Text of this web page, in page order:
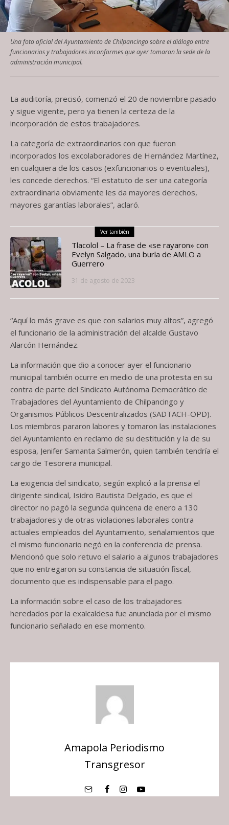
Una foto oficial del Ayuntamiento de Chilpancingo sobre el diálogo entre
funcionarios y trabajadores inconformes que ayer tomaron la sede de la
administración municipal.
La auditoría, precisó, comenzó el 20 de noviembre pasado
y sigue vigente, pero ya tienen la certeza de la
incorporación de estos trabajadores.
La categoría de extraordinarios con que fueron
incorporados los excolaboradores de Hernández Martínez,
en cualquiera de los casos (exfuncionarios o eventuales),
les concede derechos. “El estatuto de ser una categoría
extraordinaria obviamente les da mayores derechos,
mayores garantías laborales”, aclaró.
Ver también
Tlacolol – La frase de «se rayaron» con
Evelyn Salgado, una burla de AMLO a
Guerrero
31 de agosto de 2023
“Aquí lo más grave es que con salarios muy altos”, agregó
el funcionario de la administración del alcalde Gustavo
Alarcón Hernández.
La información que dio a conocer ayer el funcionario
municipal también ocurre en medio de una protesta en su
contra de parte del Sindicato Autónoma Democrático de
Trabajadores del Ayuntamiento de Chilpancingo y
Organismos Públicos Descentralizados (SADTACH-OPD).
Los miembros pararon labores y tomaron las instalaciones
del Ayuntamiento en reclamo de su destitución y la de su
esposa, Jenifer Samanta Salmerón, quien también tendría el
cargo de Tesorera municipal.
La exigencia del sindicato, según explicó a la prensa el
dirigente sindical, Isidro Bautista Delgado, es que el
director no pagó la segunda quincena de enero a 130
trabajadores y de otras violaciones laborales contra
actuales empleados del Ayuntamiento, señalamientos que
el mismo funcionario negó en la conferencia de prensa.
Mencionó que solo retuvo el salario a algunos trabajadores
que no entregaron su constancia de situación fiscal,
documento que es indispensable para el pago.
La información sobre el caso de los trabajadores
heredados por la exalcaldesa fue anunciada por el mismo
funcionario señalado en ese momento.
Amapola Periodismo
Transgresor